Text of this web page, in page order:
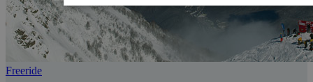
Freeride